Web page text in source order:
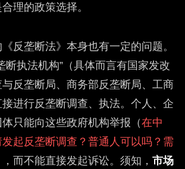
理的政策选择。
反垄断法》本身也有一定的问题。
断执法机构”（具体而言有国家发改
反垄断局、商务部反垄断局、工商
进行反垄断调查、执法。个人、企
只能向这些政府机构举报（在中
起反垄断调查？普通人可以吗？需
，而不能直接发起诉讼。须知， 市场